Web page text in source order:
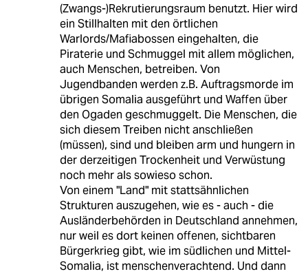
(Zwangs-)Rekrutierungsraum benutzt. Hier wird
ein Stillhalten mit den örtlichen
Warlords/Mafiabossen eingehalten, die
Piraterie und Schmuggel mit allem möglichen,
auch Menschen, betreiben. Von
Jugendbanden werden z.B. Auftragsmorde im
übrigen Somalia ausgeführt und Waffen über
den Ogaden geschmuggelt. Die Menschen, die
sich diesem Treiben nicht anschließen
(müssen), sind und bleiben arm und hungern in
der derzeitigen Trockenheit und Verwüstung
noch mehr als sowieso schon.
Von einem "Land" mit stattsähnlichen
Strukturen auszugehen, wie es - auch - die
Ausländerbehörden in Deutschland annehmen,
nur weil es dort keinen offenen, sichtbaren
Bürgerkrieg gibt, wie im südlichen und Mittel-
Somalia, ist menschenverachtend. Und dann